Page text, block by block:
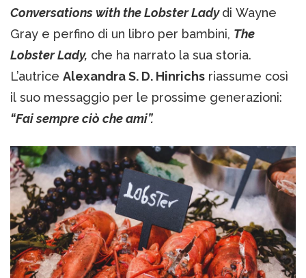
Conversations with the Lobster Ladydi Wayne
Gray e perfino di un libro per bambini, The
Lobster Lady, che ha narrato la sua storia.
L’autrice Alexandra S. D. Hinrichs riassume così
il suo messaggio per le prossime generazioni:
“Fai sempre ciò che ami”.